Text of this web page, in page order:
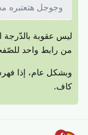
وجوجل هتعتبره
ليس عقوبة بالدّرجة
من رابط واحد
وبشكل عام، إذا
كاف.